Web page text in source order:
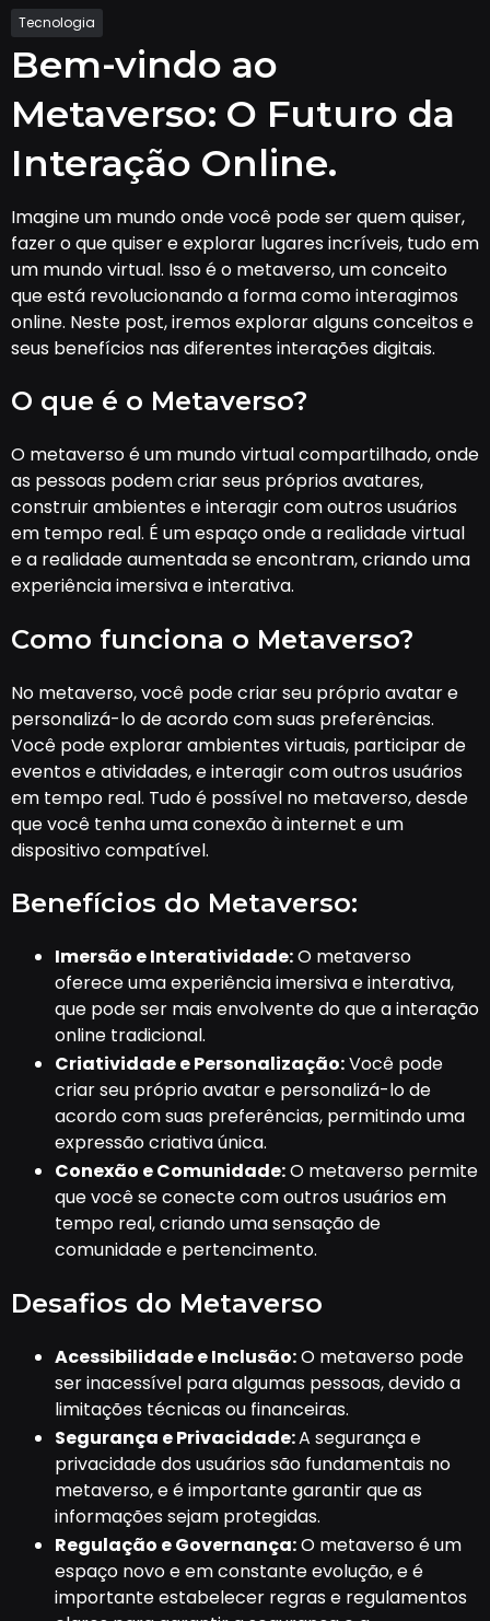
Tecnologia
Bem-vindo ao
Metaverso: O Futuro da
Interação Online.
Imagine um mundo onde você pode ser quem quiser,
fazer o que quiser e explorar lugares incríveis, tudo em
um mundo virtual. Isso é o metaverso, um conceito
que está revolucionando a forma como interagimos
online. Neste post, iremos explorar alguns conceitos e
seus benefícios nas diferentes interações digitais.
O que é o Metaverso?
O metaverso é um mundo virtual compartilhado, onde
as pessoas podem criar seus próprios avatares,
construir ambientes e interagir com outros usuários
em tempo real. É um espaço onde a realidade virtual
e a realidade aumentada se encontram, criando uma
experiência imersiva e interativa.
Como funciona o Metaverso?
No metaverso, você pode criar seu próprio avatar e
personalizá-lo de acordo com suas preferências.
Você pode explorar ambientes virtuais, participar de
eventos e atividades, e interagir com outros usuários
em tempo real. Tudo é possível no metaverso, desde
que você tenha uma conexão à internet e um
dispositivo compatível.
Benefícios do Metaverso:
Imersão e Interatividade:O metaverso
oferece uma experiência imersiva e interativa,
que pode ser mais envolvente do que a interação
online tradicional.
Criatividade e Personalização:Você pode
criar seu próprio avatar e personalizá-lo de
acordo com suas preferências, permitindo uma
expressão criativa única.
Conexão e Comunidade:O metaverso permite
que você se conecte com outros usuários em
tempo real, criando uma sensação de
comunidade e pertencimento.
Desafios do Metaverso
Acessibilidade e Inclusão:O metaverso pode
ser inacessível para algumas pessoas, devido a
limitações técnicas ou financeiras.
Segurança e Privacidade:A segurança e
privacidade dos usuários são fundamentais no
metaverso, e é importante garantir que as
informações sejam protegidas.
Regulação e Governança:O metaverso é um
espaço novo e em constante evolução, e é
importante estabelecer regras e regulamentos